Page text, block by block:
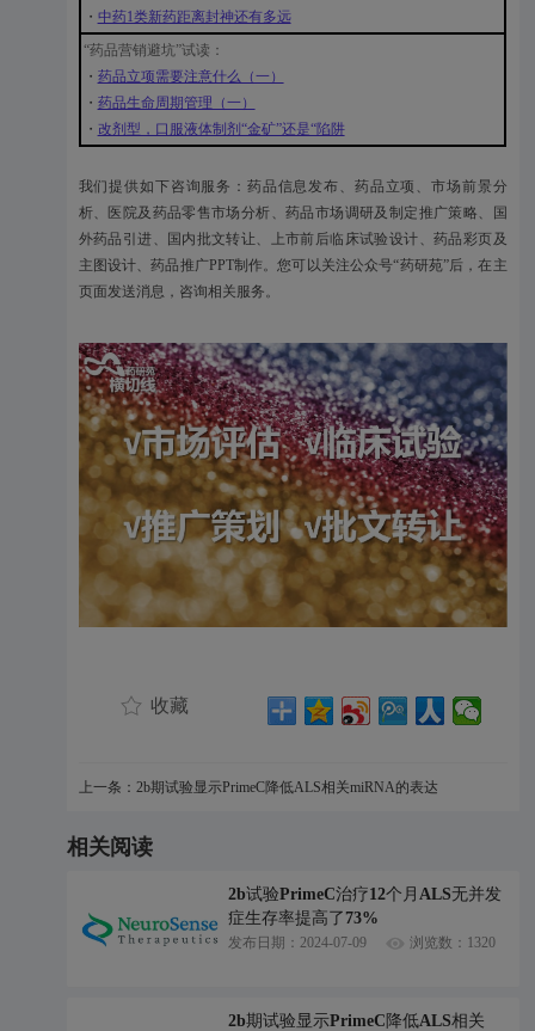
・ 中药1类新药距离封神还有多远
“药品营销避坑”试读：
・ 药品立项需要注意什么（一）
・ 药品生命周期管理（一）
・ 改剂型，口服液体制剂“金矿”还是“陷阱
我们提供如下咨询服务：药品信息发布、药品立项、市场前景分
析、医院及药品零售市场分析、药品市场调研及制定推广策略、国
外药品引进、国内批文转让、上市前后临床试验设计、药品彩页及
主图设计、药品推广PPT制作。您可以关注公众号“药研苑”后，在主
页面发送消息，咨询相关服务。
收藏
上一条：2b期试验显示PrimeC降低ALS相关miRNA的表达
相关阅读
2b试验PrimeC治疗12个月ALS无并发
症生存率提高了73%
发布日期：2024-07-09 浏览数：1320
2b期试验显示PrimeC降低ALS相关